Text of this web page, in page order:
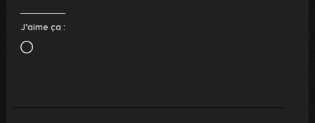
J’aime ça :
Chargement…